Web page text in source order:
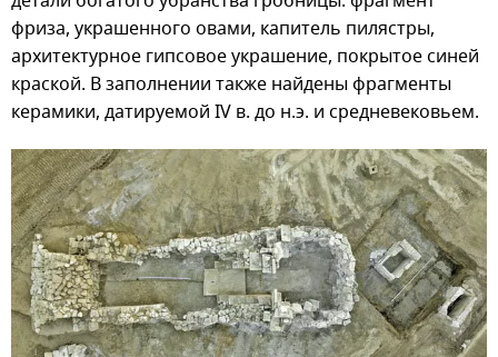
фриза, украшенного овами, капитель пилястры,
архитектурное гипсовое украшение, покрытое синей
краской. В заполнении также найдены фрагменты
керамики, датируемой IV в. до н.э. и средневековьем.